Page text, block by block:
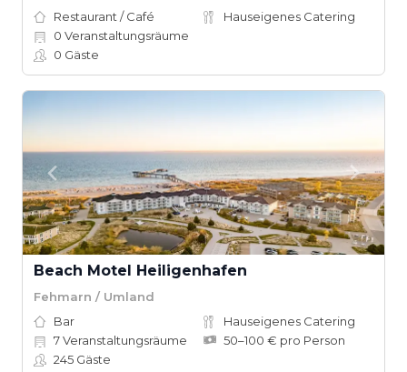
Restaurant / Café
Hauseigenes Catering
0 Veranstaltungsräume
0 Gäste
Beach Motel Heiligenhafen
Fehmarn / Umland
Bar
Hauseigenes Catering
7Veranstaltungsräume
50–100 € pro Person
245 Gäste